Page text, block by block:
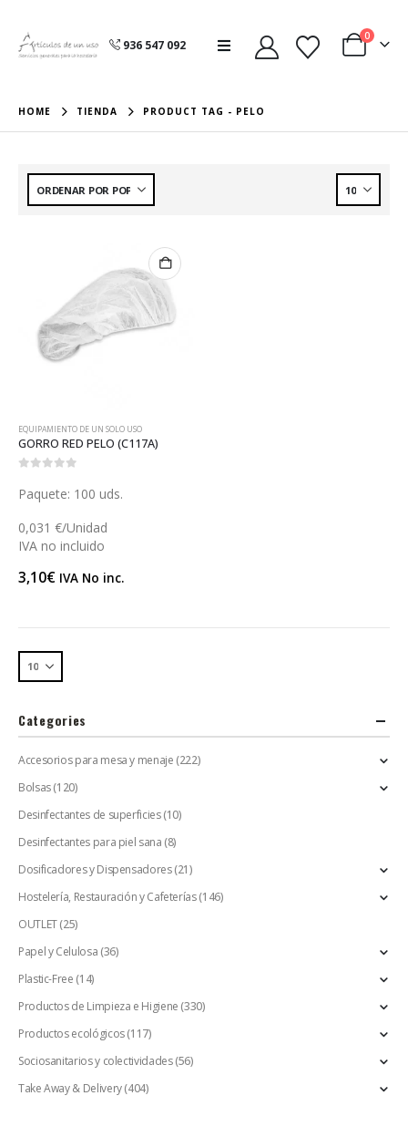
936 547 092
0
HOME TIENDA PRODUCT TAG - PELO
EQUIPAMIENTO DE UN SOLO USO
GORRO RED PELO (C117A)
Paquete: 100 uds.
0,031 €/Unidad
IVA no incluido
3,10€ IVA No inc.
Categories
Accesorios para mesa y menaje (222)
Bolsas(120)
Desinfectantes de superficies (10)
Desinfectantes para piel sana (8)
Dosificadores y Dispensadores (21)
Hostelería, Restauración y Cafeterías(146)
OUTLET(25)
Papel y Celulosa (36)
Plastic-Free (14)
Productos de Limpieza e Higiene (330)
Productos ecológicos(117)
Sociosanitarios y colectividades (56)
Take Away & Delivery(404)